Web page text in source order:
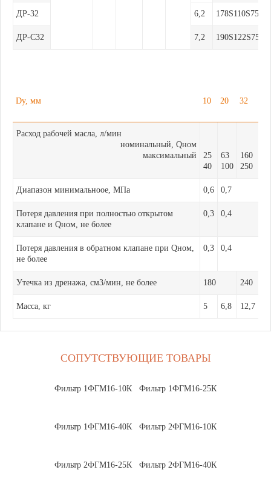
ДР-32 6,2 178Ѕ110Ѕ75
ДР-С32 7,2 190Ѕ122Ѕ75
Dy, мм 10 20 32
Расход рабочей масла, л/мин
номинальный, Qном
максимальный
25
40
63
100
160
250
Диапазон минимальноое, МПа 0,6 0,7
Потеря давления при полностью открытом
клапане и Qном, не более
0,3 0,4
Потеря давления в обратном клапане при Qном,
не более
0,3 0,4
Утечка из дренажа, см3/мин, не более 180 240
Масса, кг 5 6,8 12,7
СОПУТСТВУЮЩИЕ ТОВАРЫ
Фильтр 1ФГМ16-10К Фильтр 1ФГМ16-25К
Фильтр 1ФГМ16-40К Фильтр 2ФГМ16-10К
Фильтр 2ФГМ16-25К Фильтр 2ФГМ16-40К